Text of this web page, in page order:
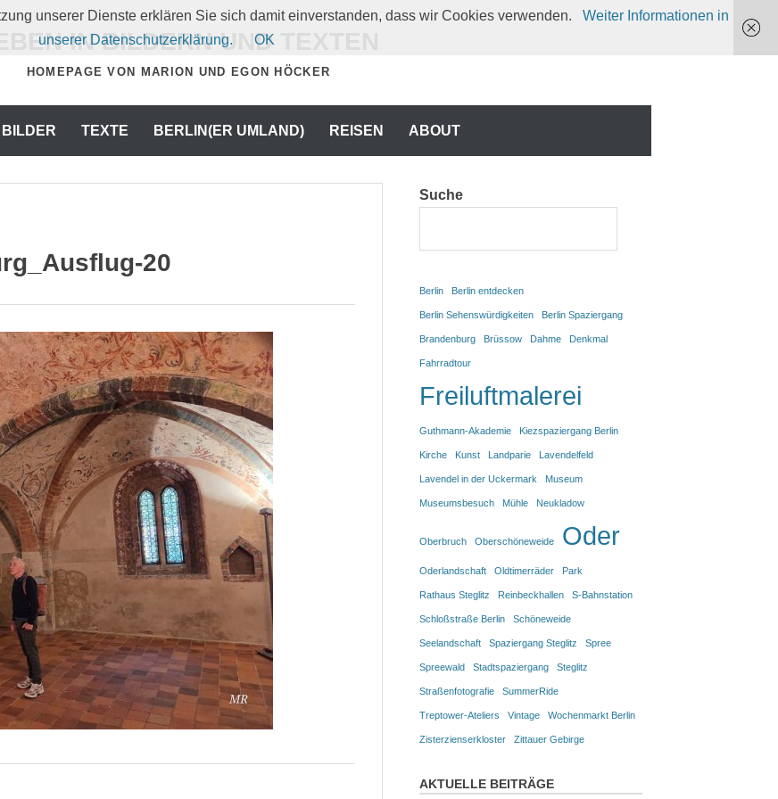
IN BILDERN UND TEXTEN
HOMEPAGE VON MARION UND EGON HÖCKER
BILDER TEXTE BERLIN(ER UMLAND) REISEN ABOUT
20
Suche
Berlin Berlin entdecken
Berlin Sehenswürdigkeiten Berlin Spaziergang
Brandenburg Brüssow Dahme Denkmal
Fahrradtour
Freiluftmalerei
Guthmann-Akademie Kiezspaziergang Berlin
Kirche Kunst Landparie Lavendelfeld
Lavendel in der Uckermark Museum
Museumsbesuch Mühle Neukladow
Oberbruch Oberschöneweide Oder
Oderlandschaft Oldtimerräder Park
Rathaus Steglitz Reinbeckhallen S-Bahnstation
Schloßstraße Berlin Schöneweide
Seelandschaft Spaziergang Steglitz Spree
Spreewald Stadtspaziergang Steglitz
Straßenfotografie SummerRide
Treptower-Ateliers Vintage Wochenmarkt Berlin
Zisterzienserkloster Zittauer Gebirge
AKTUELLE BEITRÄGE
unserer Dienste erklären Sie sich damit einverstanden, dass wir Cookies verwenden.
Weiter Informationen in
unserer Datenschutzerklärung.
OK